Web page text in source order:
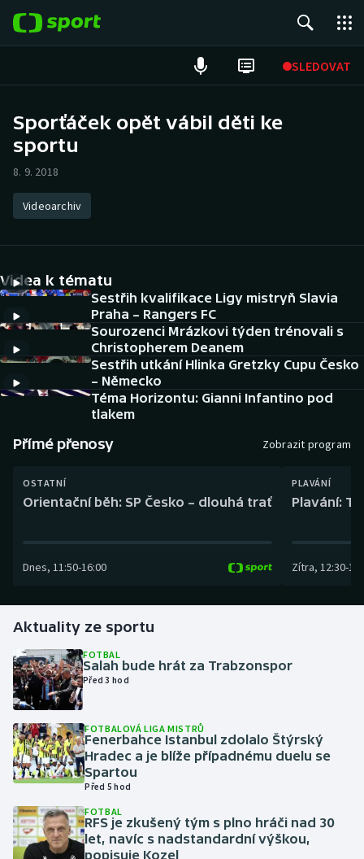
SLEDOVAT
Hokej
Atletika
DALŠÍ SPORTY
Americký fotbal
Baseball a softbal
Biatlon
Boby a skeleton
Curling
Dostihy
Florbal
Futsal
Golf
Gymnastika
Házená
Jezdectví
NEPŘEHLÉDNĚTE
Historické návraty
Aplikace ČT sport
AZ kvíz
Sporťáček opět vábil děti ke
sportu
8. 9. 2018
Videoarchiv
Videa k tématu
Sestřih kvalifikace Ligy mistryň Slavia
Praha – Rangers FC
Sourozenci Mrázkovi týden trénovali s
Christopherem Deanem
Sestřih utkání Hlinka Gretzky Cupu Česko
– Německo
Téma Horizontu: Gianni Infantino pod
tlakem
Přímé přenosy Zobrazit program
OSTATNÍ
Orientační běh: SP Česko – dlouhá trať
Dnes, 11:50-16:00
PLAVÁNÍ
Plavání:
Zítra, 12:30-
Aktuality ze sportu
FOTBAL
Salah bude hrát za Trabzonspor
Před 3 hod
FOTBALOVÁ LIGA MISTRŮ
Fenerbahce Istanbul zdolalo Štýrský
Hradec a je blíže případnému duelu se
Spartou
Před 5 hod
FOTBAL
RFS je zkušený tým s plno hráči nad 30
let, navíc s nadstandardní výškou,
popisuje Kozel